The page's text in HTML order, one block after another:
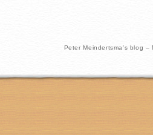
Peter Meindertsma's blog